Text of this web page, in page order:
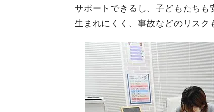
サポートできるし、子どもたち
生まれにくく、事故などのリスク